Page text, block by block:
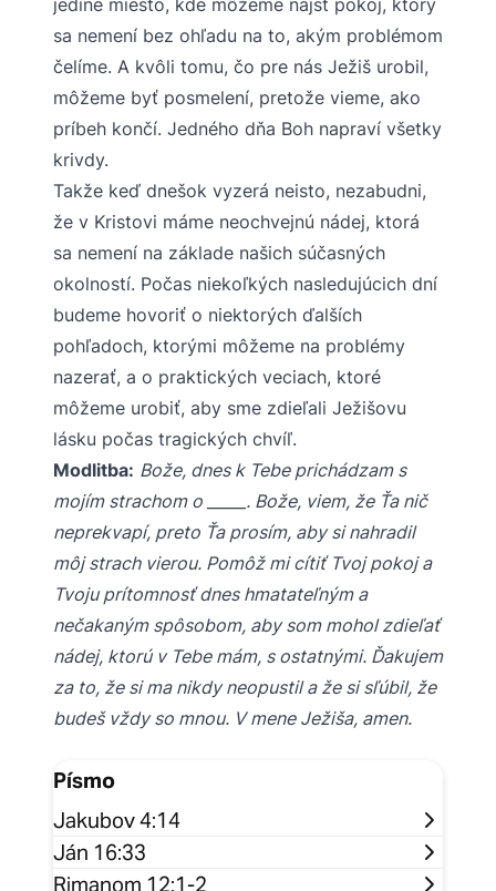
jediné miesto, kde môžeme nájsť pokoj, ktorý
sa nemení bez ohľadu na to, akým problémom
čelíme. A kvôli tomu, čo pre nás Ježiš urobil,
môžeme byť posmelení, pretože vieme, ako
príbeh končí. Jedného dňa Boh napraví všetky
krivdy.
Takže keď dnešok vyzerá neisto, nezabudni,
že v Kristovi máme neochvejnú nádej, ktorá
sa nemení na základe našich súčasných
okolností. Počas niekoľkých nasledujúcich dní
budeme hovoriť o niektorých ďalších
pohľadoch, ktorými môžeme na problémy
nazerať, a o praktických veciach, ktoré
môžeme urobiť, aby sme zdieľali Ježišovu
lásku počas tragických chvíľ.
Modlitba: Bože, dnes k Tebe prichádzam s
mojím strachom o _____. Bože, viem, že Ťa nič
neprekvapí, preto Ťa prosím, aby si nahradil
môj strach vierou. Pomôž mi cítiť Tvoj pokoj a
Tvoju prítomnosť dnes hmatateľným a
nečakaným spôsobom, aby som mohol zdieľať
nádej, ktorú v Tebe mám, s ostatnými. Ďakujem
za to, že si ma nikdy neopustil a že si sľúbil, že
budeš vždy so mnou. V mene Ježiša, amen.
Písmo
Jakubov 4:14
Ján 16:33
Rimanom 12:1-2